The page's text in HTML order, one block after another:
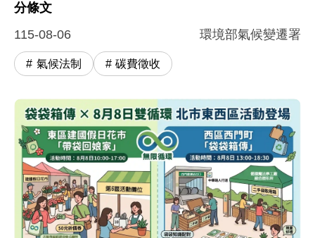
分條文
115-08-06
環境部氣候變遷署
氣候法制 碳費徵收